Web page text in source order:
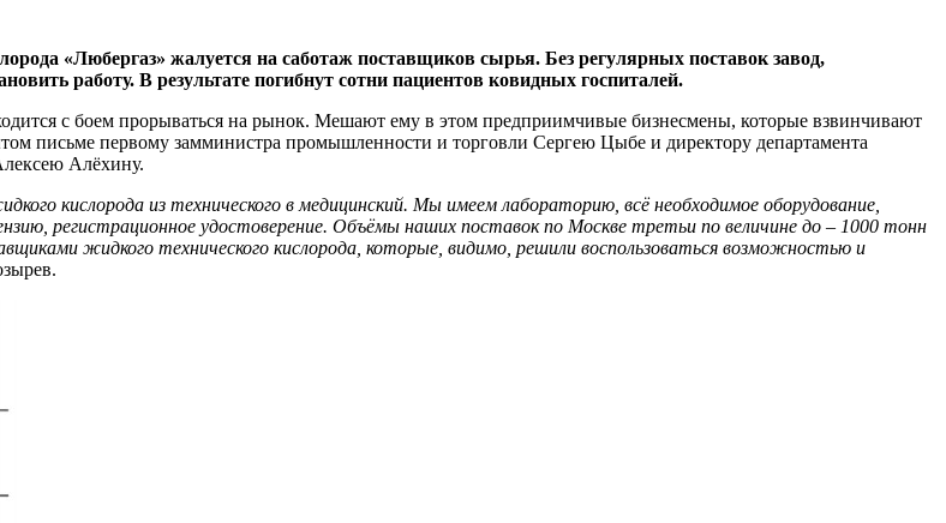
«Любергаз» жалуется на саботаж поставщиков сырья. Без регулярных поставок завод,
работу. В результате погибнут сотни пациентов ковидных госпиталей.
с боем прорываться на рынок. Мешают ему в этом предприимчивые бизнесмены, которые взвинчивают
письме первому замминистра промышленности и торговли Сергею Цыбе и директору департамента
Алёхину.
кислорода из технического в медицинский. Мы имеем лабораторию, всё необходимое оборудование,
регистрационное удостоверение. Объёмы наших поставок по Москве третьи по величине до – 1000 тонн
жидкого технического кислорода, которые, видимо, решили воспользоваться возможностью и